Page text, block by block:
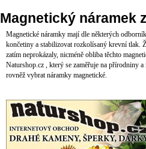
Magnetický náramek
Magnetické náramky mají dle některých
končetiny a stabilizovat rozkolísaný krevní tlak.
zatím neprokázaly, nicméně obliba těchto
Naturshop.cz , který se zaměřuje na přírodniny a
rovněž vybrat náramky magnetické.